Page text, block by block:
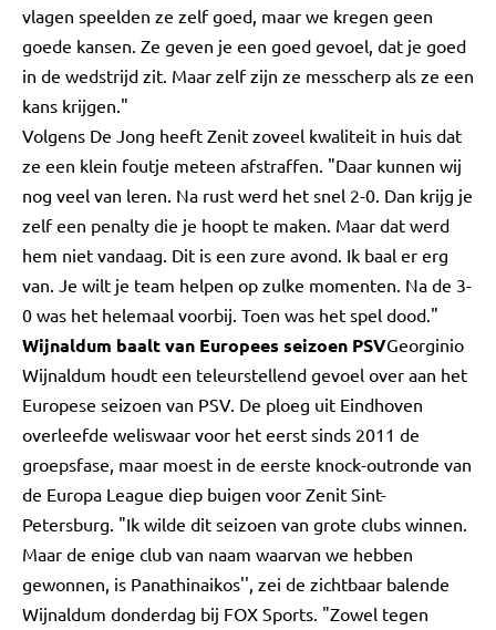
vlagen speelden ze zelf goed, maar we kregen geen
goede kansen. Ze geven je een goed gevoel, dat je goed
in de wedstrijd zit. Maar zelf zijn ze messcherp als ze een
kans krijgen."
Volgens De Jong heeft Zenit zoveel kwaliteit in huis dat
ze een klein foutje meteen afstraffen. "Daar kunnen wij
nog veel van leren. Na rust werd het snel 2-0. Dan krijg je
zelf een penalty die je hoopt te maken. Maar dat werd
hem niet vandaag. Dit is een zure avond. Ik baal er erg
van. Je wilt je team helpen op zulke momenten. Na de 3-
0 was het helemaal voorbij. Toen was het spel dood."
Wijnaldum baalt van Europees seizoen PSVGeorginio
Wijnaldum houdt een teleurstellend gevoel over aan het
Europese seizoen van PSV. De ploeg uit Eindhoven
overleefde weliswaar voor het eerst sinds 2011 de
groepsfase, maar moest in de eerste knock-outronde van
de Europa League diep buigen voor Zenit Sint-
Petersburg. "Ik wilde dit seizoen van grote clubs winnen.
Maar de enige club van naam waarvan we hebben
gewonnen, is Panathinaikos'', zei de zichtbaar balende
Wijnaldum donderdag bij FOX Sports. "Zowel tegen